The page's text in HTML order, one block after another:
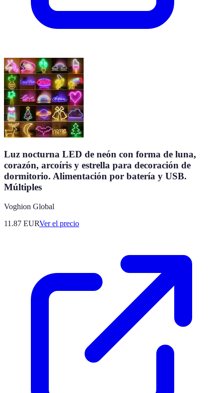
Luz nocturna LED de neón con forma de luna,
corazón, arcoíris y estrella para decoración de
dormitorio. Alimentación por batería y USB.
Múltiples
Voghion Global
11.87 EURVer el precio